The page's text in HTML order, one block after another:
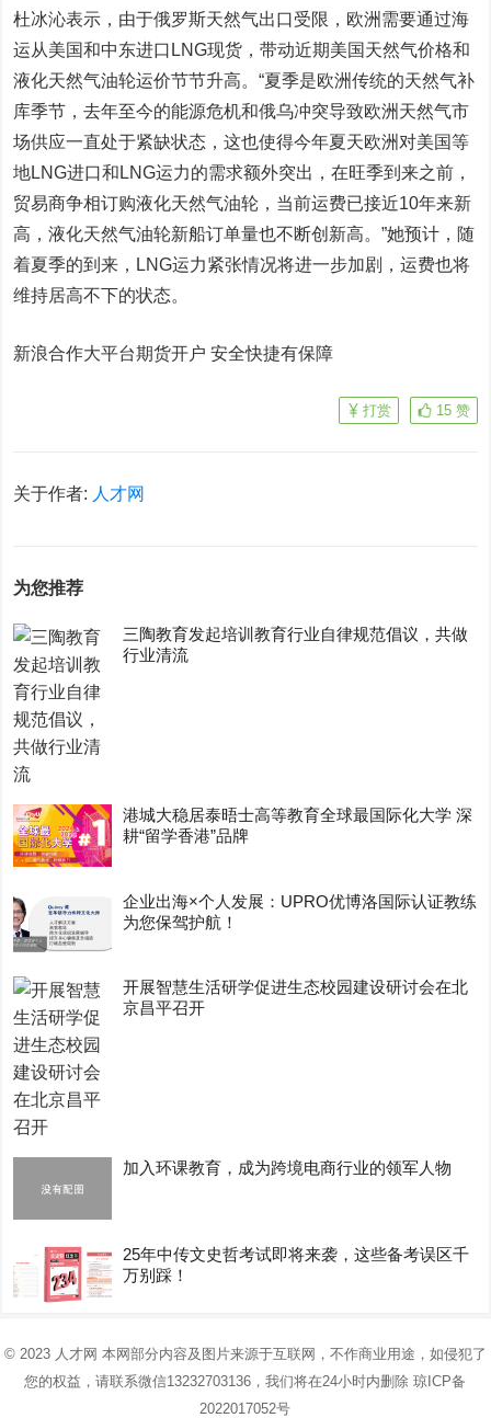
杜冰沁表示，由于俄罗斯天然气出口受限，欧洲需要通过海
运从美国和中东进口LNG现货，带动近期美国天然气价格和
液化天然气油轮运价节节升高。“夏季是欧洲传统的天然气补
库季节，去年至今的能源危机和俄乌冲突导致欧洲天然气市
场供应一直处于紧缺状态，这也使得今年夏天欧洲对美国等
地LNG进口和LNG运力的需求额外突出，在旺季到来之前，
贸易商争相订购液化天然气油轮，当前运费已接近10年来新
高，液化天然气油轮新船订单量也不断创新高。”她预计，随
着夏季的到来，LNG运力紧张情况将进一步加剧，运费也将
维持居高不下的状态。
新浪合作大平台期货开户 安全快捷有保障
15 赞
打赏
关于作者: 人才网
为您推荐
三陶教育发起培训教育行业自律规范倡议，共做
行业清流
港城大稳居泰晤士高等教育全球最国际化大学 深
耕“留学香港”品牌
企业出海×个人发展：UPRO优博洛国际认证教练
为您保驾护航！
开展智慧生活研学促进生态校园建设研讨会在北
京昌平召开
加入环课教育，成为跨境电商行业的领军人物
25年中传文史哲考试即将来袭，这些备考误区千
万别踩！
© 2023 人才网 本网部分内容及图片来源于互联网，不作商业用途，如侵犯了
您的权益，请联系微信13232703136，我们将在24小时内删除琼ICP备
2022017052号